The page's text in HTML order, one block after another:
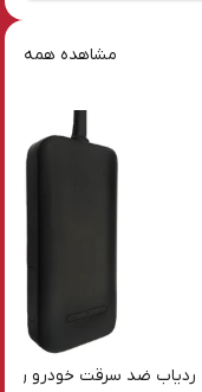
مشاهده همه
ردیاب ضد سرقت خودرو